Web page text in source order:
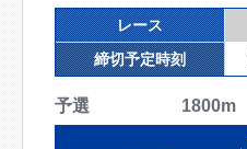
レース
締切予定時刻
予選 1800m